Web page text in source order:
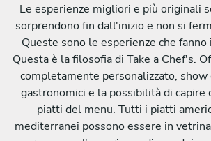
Le esperienze migliori e più originali
sorprendono fin dall'inizio e non si
Queste sono le esperienze che
Questa è la filosofia di Take a Chef's.
completamente personalizzato, show
gastronomici e la possibilità di capire
piatti del menu. Tutti i piatti
mediterranei possono essere in